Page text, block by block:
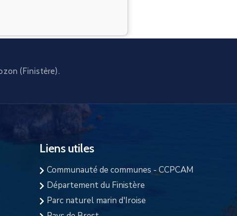
(Finistère).
Liens utiles
Communauté de communes - CCPCAM
Département du Finistère
Parc naturel marin d'Iroise